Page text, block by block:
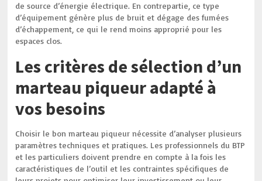
de source d’énergie électrique. En contrepartie, ce type
d’équipement génère plus de bruit et dégage des fumées
d’échappement, ce qui le rend moins approprié pour les
espaces clos.
Les critères de sélection d’un
marteau piqueur adapté à
vos besoins
Choisir le bon marteau piqueur nécessite d’analyser plusieurs
paramètres techniques et pratiques. Les professionnels du BTP
et les particuliers doivent prendre en compte à la fois les
caractéristiques de l’outil et les contraintes spécifiques de